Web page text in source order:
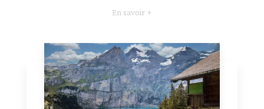
En savoir +